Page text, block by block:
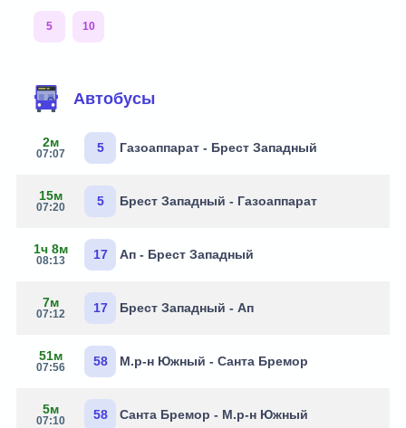
5 10
Автобусы
2м
07:07 5 Газоаппарат - Брест Западный
15м
07:20 5 Брест Западный - Газоаппарат
1ч 8м
08:13 17 Ап - Брест Западный
7м
07:12 17 Брест Западный - Ап
51м
07:56 58 М.р-н Южный - Санта Бремор
5м
07:10 58 Санта Бремор - М.р-н Южный